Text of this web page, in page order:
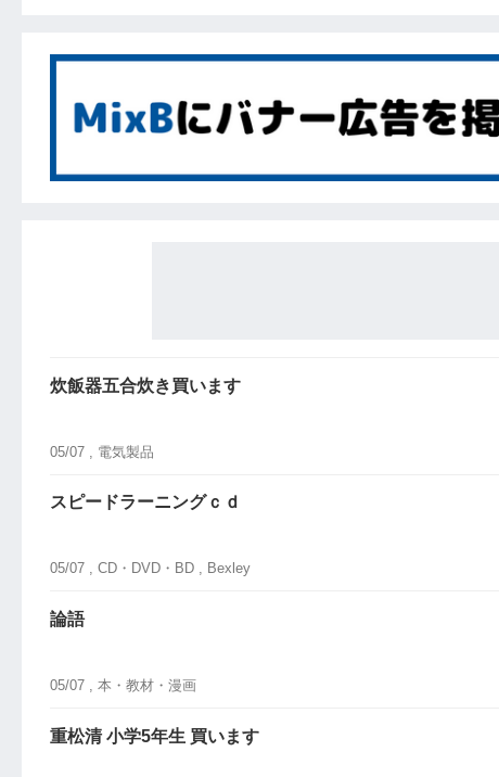
炊飯器五合炊き買います
05/07 , 電気製品
スピードラーニングｃｄ
05/07 , CD・DVD・BD , Bexley
論語
05/07 , 本・教材・漫画
重松清 小学5年生 買います